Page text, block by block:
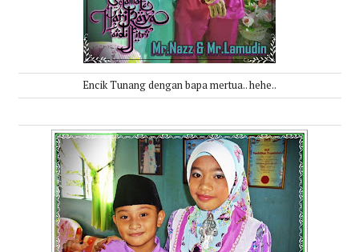
Encik Tunang dengan bapa mertua.. hehe..